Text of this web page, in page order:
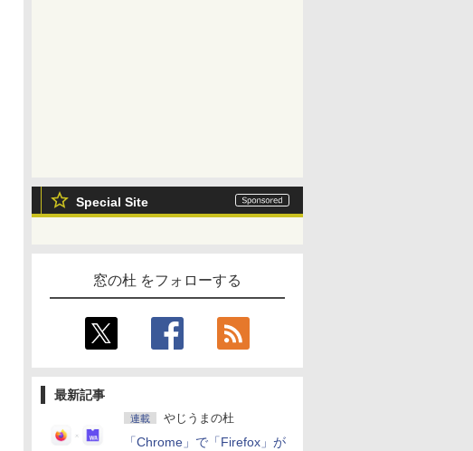
Special Site
窓の杜 をフォローする
最新記事
連載 やじうまの杜
「Chrome」で「Firefox」が